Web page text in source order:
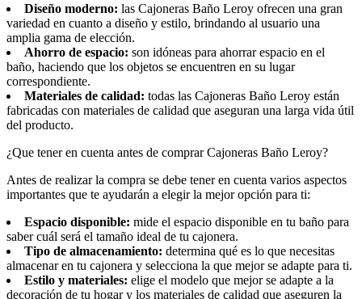
Diseño moderno: las Cajoneras Baño Leroy ofrecen una gran
variedad en cuanto a diseño y estilo, brindando al usuario una
amplia gama de elección.
Ahorro de espacio: son idóneas para ahorrar espacio en el
baño, haciendo que los objetos se encuentren en su lugar
correspondiente.
Materiales de calidad: todas las Cajoneras Baño Leroy están
fabricadas con materiales de calidad que aseguran una larga vida útil
del producto.
¿Que tener en cuenta antes de comprar Cajoneras Baño Leroy?
Antes de realizar la compra se debe tener en cuenta varios aspectos
importantes que te ayudarán a elegir la mejor opción para ti:
Espacio disponible: mide el espacio disponible en tu baño para
saber cuál será el tamaño ideal de tu cajonera.
Tipo de almacenamiento: determina qué es lo que necesitas
almacenar en tu cajonera y selecciona la que mejor se adapte para ti.
Estilo y materiales: elige el modelo que mejor se adapte a la
decoración de tu hogar y los materiales de calidad que aseguren la